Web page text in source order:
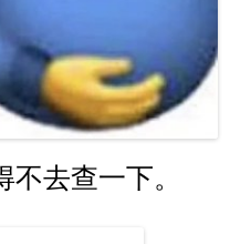
去查一下。